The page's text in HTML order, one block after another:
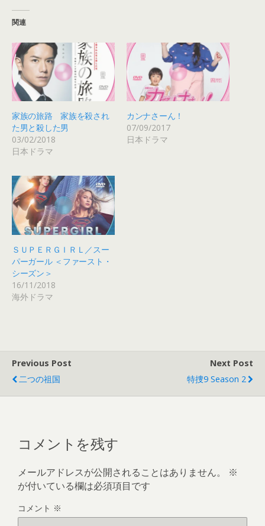
t
t
e
r
で
共
有
新
し
い
ウ
ィ
ン
ド
ウ
き
ま
す
)
共
有
す
る
に
は
ッ
ク
し
て
く
し
い
ウ
ィ
ン
ド
ウ
で
き
ま
す
関連
家族の旅路 家族を殺され
た男と殺した男
03/02/2018
日本ドラマ
カンナさーん！
07/09/2017
日本ドラマ
ＳＵＰＥＲＧＩＲＬ／スー
パーガール ＜ファースト・
シーズン＞
16/11/2018
海外ドラマ
Previous Post
二つの祖国
Next Post
特捜9 Season 2
コメントを残す
メールアドレスが公開されることはありません。
※
が付いている欄は必須項目です
コメント ※